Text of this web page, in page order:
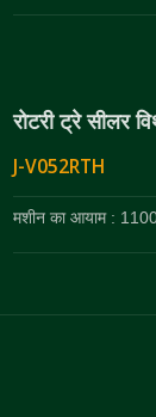
रोटरी ट्रे सीलर
J-V052RTH
मशीन का आयाम :